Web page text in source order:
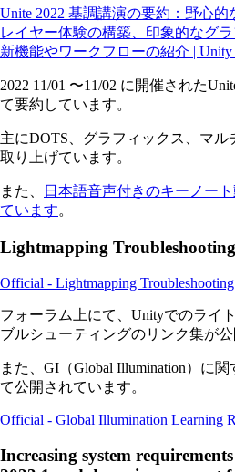
Unite 2022 基調講演の要約：野心
レイヤー体験の構築、印象的なグ
新機能やワークフローの紹介 | Unity
2022 11/01 〜11/02 に開催された
て要約しています。
主にDOTS、グラフィックス、マ
取り上げています。
また、
日本語音声付きのキーノー
ています。
Lightmapping
Official - Lightmapping
フォーラム上にて、Unityでのライ
ブルシューティングのリンク集が公
また、GI（Global Illumination）に
て公開されています。
Official - Global Illumination Learning
Increasing system